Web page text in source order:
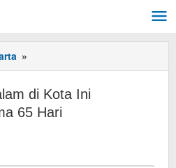
»
12
Jam,
Malam
di
di Kota Ini
65 Hari